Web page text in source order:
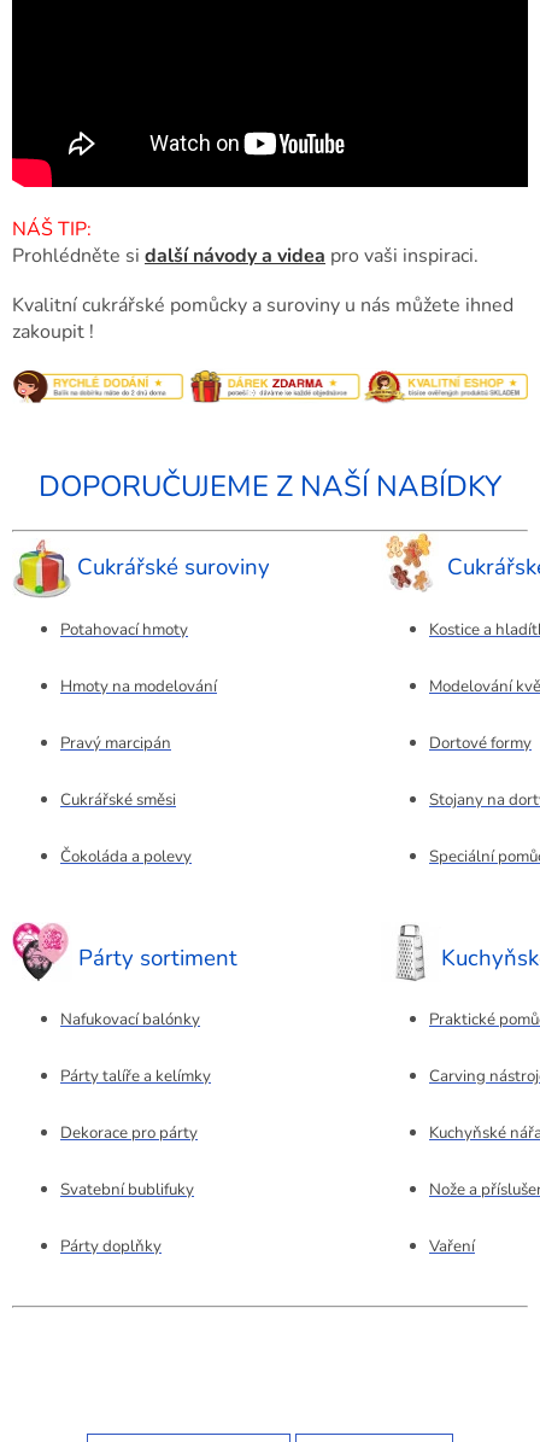
NÁŠ TIP:
Prohlédněte si další návody a videa pro vaši inspiraci.
Kvalitní cukrářské pomůcky a suroviny u nás můžete ihned
zakoupit !
DOPORUČUJEME Z NAŠÍ NABÍDKY
Cukrářské suroviny
Potahovací hmoty Kostice a
Hmoty na modelování Modelování
Pravý marcipán Dortové formy
Cukrářské směsi Stojany na
Čokoláda a polevy Speciální
Párty sortiment
Nafukovací balónky Praktické
Párty talíře a kelímky Carving
Dekorace pro párty Kuchyňské
Svatební bublifuky Nože a
Párty doplňky Vaření